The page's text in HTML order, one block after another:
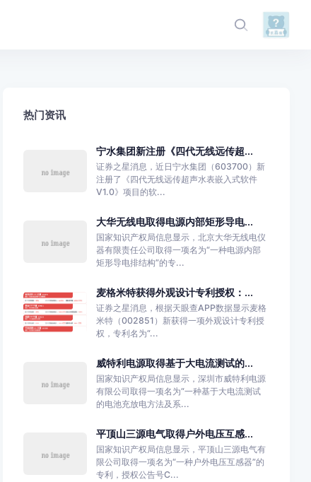
热门资讯
宁水集团新注册《四代无线远传超...
证券之星消息，近日宁水集团（603700）新
注册了《四代无线远传超声水表嵌入式软件
V1.0》项目的软...
大华无线电取得电源内部矩形导电...
国家知识产权局信息显示，北京大华无线电仪
器有限责任公司取得一项名为“一种电源内部
矩形导电排结构”的专...
麦格米特获得外观设计专利授权：...
证券之星消息，根据天眼查APP数据显示麦格
米特（002851）新获得一项外观设计专利授
权，专利名为“...
威特利电源取得基于大电流测试的...
国家知识产权局信息显示，深圳市威特利电源
有限公司取得一项名为“一种基于大电流测试
的电池充放电方法及系...
平顶山三源电气取得户外电压互感...
国家知识产权局信息显示，平顶山三源电气有
限公司取得一项名为“一种户外电压互感器”的
专利，授权公告号C...